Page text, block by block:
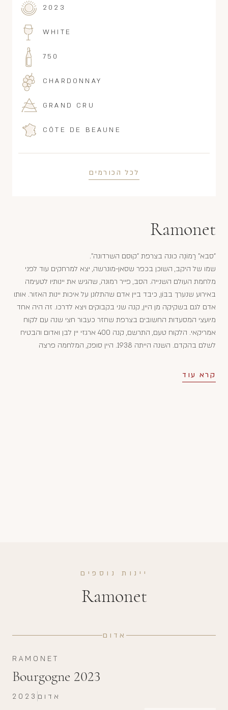
2023
WHITE
750
CHARDONNAY
GRAND CRU
CÔTE DE BEAUNE
לכל הכורמים
Ramonet
"סבא" רָמוֹנֶה כונה בצרפת "קוסם השרדונה".
שמו של היקב, השוכן בכפר שסאן-מונרשה, יצא למרחקים עוד לפני
מלחמת העולם השנייה. הסב, פייר רמונה, שהגיש את יינותיו לטעימה
באירוע שנערך בבּוֹן, כיבד ביין אדם שהתלונן על איכות יינות האזור. אותו
אדם לגם בשקיקה מן היין, קנה שני בקבוקים ויצא לדרכו. זה היה אחד
מיועצי המסעדות החשובים בצרפת שחזר כעבור חצי שנה עם לקוח
אמריקאי. הלקוח טעם, התרשם, קנה 400 ארגזי יין לבן ואדום והבטיח
לשלם בהקדם. השנה הייתה 1938. היין סופק, המלחמה פרצה
היקב מפורסמים ומבוקשים בארה"ב.
קרא עוד
יינות נוספים
Ramonet
אדום
RAMONET
Bourgogne 2023
2023 אדום